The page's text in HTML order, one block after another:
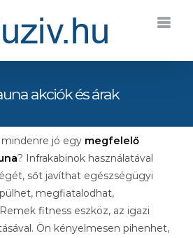
akciók és árak
jó egy megfelelő
? Infrakabinok használatával
sőt javíthat egészségügyi
megfiatalodhat,
fitness eszköz, az igazi
Ön kényelmesen pihenhet,